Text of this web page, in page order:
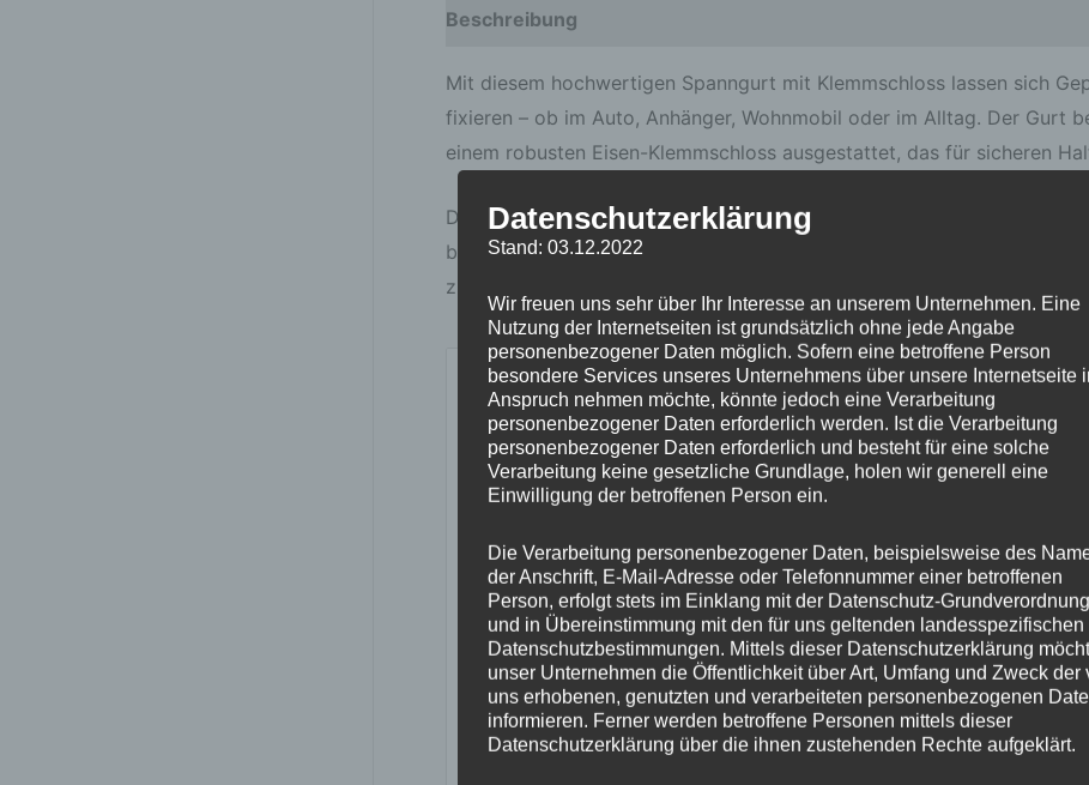
Beschreibung
Mit diesem hochwertigen Spanngurt mit Klemmschloss lassen sich
fixieren – ob im Auto, Anhänger, Wohnmobil oder im Alltag. Der Gurt
einem robusten Eisen-Klemmschloss ausgestattet, das für sicheren
Dank der einfachen Handhabung lässt sich der Gurt schnell straffen
beim Transport, Camping, in der Werkstatt oder im Garten. Die
zuverlässigen Helfer für viele Anwendungen.
Datenschutzerklärung
Stand: 03.12.2022
Wir freuen uns sehr über Ihr Interesse an unserem Unternehmen. Eine
Nutzung der Internetseiten ist grundsätzlich ohne jede Angabe
personenbezogener Daten möglich. Sofern eine betroffene Person
besondere Services unseres Unternehmens über unsere Internetseite
Anspruch nehmen möchte, könnte jedoch eine Verarbeitung
personenbezogener Daten erforderlich werden. Ist die Verarbeitung
personenbezogener Daten erforderlich und besteht für eine solche
Verarbeitung keine gesetzliche Grundlage, holen wir generell eine
Einwilligung der betroffenen Person ein.
Die Verarbeitung personenbezogener Daten, beispielsweise des
der Anschrift, E-Mail-Adresse oder Telefonnummer einer betroffenen
Person, erfolgt stets im Einklang mit der Datenschutz-Grundverordnung
und in Übereinstimmung mit den für uns geltenden landesspezifischen
Datenschutzbestimmungen. Mittels dieser Datenschutzerklärung
unser Unternehmen die Öffentlichkeit über Art, Umfang und Zweck der
uns erhobenen, genutzten und verarbeiteten personenbezogenen
informieren. Ferner werden betroffene Personen mittels dieser
Datenschutzerklärung über die ihnen zustehenden Rechte aufgeklärt.